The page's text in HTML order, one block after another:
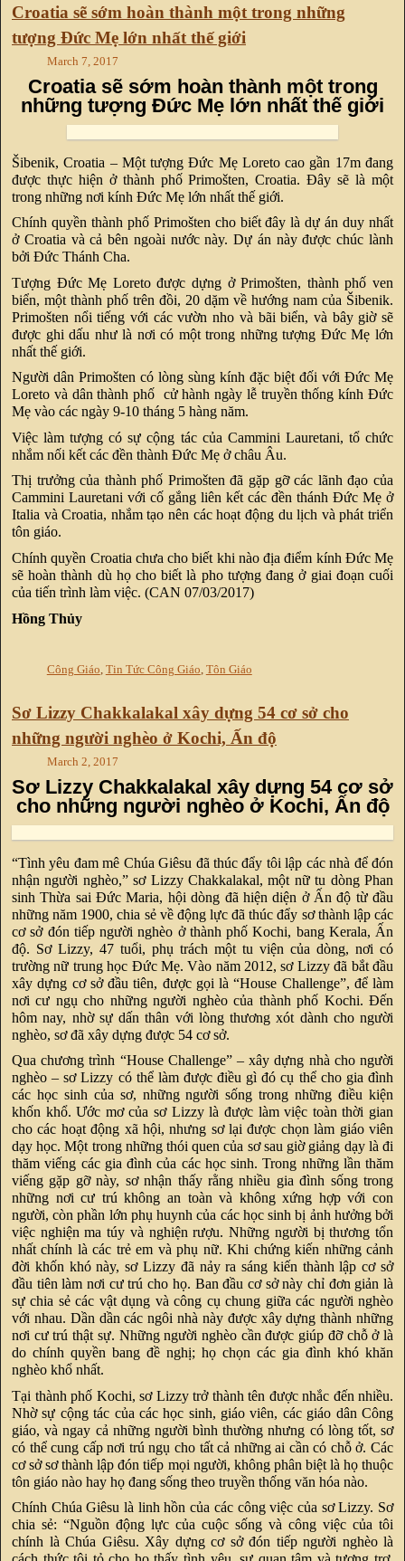
Croatia sẽ sớm hoàn thành một trong những
tượng Đức Mẹ lớn nhất thế giới
March 7, 2017
Croatia sẽ sớm hoàn thành một trong
những tượng Đức Mẹ lớn nhất thế giới
Šibenik, Croatia – Một tượng Đức Mẹ Loreto cao gần 17m đang
được thực hiện ở thành phố Primošten, Croatia. Đây sẽ là một
trong những nơi kính Đức Mẹ lớn nhất thế giới.
Chính quyền thành phố Primošten cho biết đây là dự án duy nhất
ở Croatia và cả bên ngoài nước này. Dự án này được chúc lành
bởi Đức Thánh Cha.
Tượng Đức Mẹ Loreto được dựng ở Primošten, thành phố ven
biển, một thành phố trên đồi, 20 dặm về hướng nam của Šibenik.
Primošten nổi tiếng với các vườn nho và bãi biển, và bây giờ sẽ
được ghi dấu như là nơi có một trong những tượng Đức Mẹ lớn
nhất thế giới.
Người dân Primošten có lòng sùng kính đặc biệt đối với Đức Mẹ
Loreto và dân thành phố cử hành ngày lễ truyền thống kính Đức
Mẹ vào các ngày 9-10 tháng 5 hàng năm.
Việc làm tượng có sự cộng tác của Cammini Lauretani, tổ chức
nhắm nối kết các đền thành Đức Mẹ ở châu Âu.
Thị trưởng của thành phố Primošten đã gặp gỡ các lãnh đạo của
Cammini Lauretani với cố gắng liên kết các đền thánh Đức Mẹ ở
Italia và Croatia, nhắm tạo nên các hoạt động du lịch và phát triển
tôn giáo.
Chính quyền Croatia chưa cho biết khi nào địa điểm kính Đức Mẹ
sẽ hoàn thành dù họ cho biết là pho tượng đang ở giai đoạn cuối
của tiến trình làm việc. (CAN 07/03/2017)
Hồng Thủy
Công Giáo Tin Tức Công Giáo Tôn Giáo
Sơ Lizzy Chakkalakal xây dựng 54 cơ sở cho
những người nghèo ở Kochi, Ấn độ
March 2, 2017
Sơ Lizzy Chakkalakal xây dựng 54 cơ sở
cho những người nghèo ở Kochi, Ấn độ
“Tình yêu đam mê Chúa Giêsu đã thúc đẩy tôi lập các nhà để đón
nhận người nghèo,” sơ Lizzy Chakkalakal, một nữ tu dòng Phan
sinh Thừa sai Đức Maria, hội dòng đã hiện diện ở Ấn độ từ đầu
những năm 1900, chia sẻ về động lực đã thúc đẩy sơ thành lập các
cơ sở đón tiếp người nghèo ở thành phố Kochi, bang Kerala, Ấn
độ. Sơ Lizzy, 47 tuổi, phụ trách một tu viện của dòng, nơi có
trường nữ trung học Đức Mẹ. Vào năm 2012, sơ Lizzy đã bắt đầu
xây dựng cơ sở đầu tiên, được gọi là “House Challenge”, để làm
nơi cư ngụ cho những người nghèo của thành phố Kochi. Đến
hôm nay, nhờ sự dấn thân với lòng thương xót dành cho người
nghèo, sơ đã xây dựng được 54 cơ sở.
Qua chương trình “House Challenge” – xây dựng nhà cho người
nghèo – sơ Lizzy có thể làm được điều gì đó cụ thể cho gia đình
các học sinh của sơ, những người sống trong những điều kiện
khốn khổ. Ước mơ của sơ Lizzy là được làm việc toàn thời gian
cho các hoạt động xã hội, nhưng sơ lại được chọn làm giáo viên
dạy học. Một trong những thói quen của sơ sau giờ giảng dạy là đi
thăm viếng các gia đình của các học sinh. Trong những lần thăm
viếng gặp gỡ này, sơ nhận thấy rằng nhiều gia đình sống trong
những nơi cư trú không an toàn và không xứng hợp với con
người, còn phần lớn phụ huynh của các học sinh bị ảnh hưởng bởi
việc nghiện ma túy và nghiện rượu. Những người bị thương tổn
nhất chính là các trẻ em và phụ nữ. Khi chứng kiến những cảnh
đời khốn khó này, sơ Lizzy đã nảy ra sáng kiến thành lập cơ sở
đầu tiên làm nơi cư trú cho họ. Ban đầu cơ sở này chỉ đơn giản là
sự chia sẻ các vật dụng và công cụ chung giữa các người nghèo
với nhau. Dần dần các ngôi nhà này được xây dựng thành những
nơi cư trú thật sự. Những người nghèo cần được giúp đỡ chỗ ở là
do chính quyền bang đề nghị; họ chọn các gia đình khó khăn
nghèo khổ nhất.
Tại thành phố Kochi, sơ Lizzy trở thành tên được nhắc đến nhiều.
Nhờ sự cộng tác của các học sinh, giáo viên, các giáo dân Công
giáo, và ngay cả những người bình thường nhưng có lòng tốt, sơ
có thể cung cấp nơi trú ngụ cho tất cả những ai cần có chỗ ở. Các
cơ sở sơ thành lập đón tiếp mọi người, không phân biệt là họ thuộc
tôn giáo nào hay họ đang sống theo truyền thống văn hóa nào.
Chính Chúa Giêsu là linh hồn của các công việc của sơ Lizzy. Sơ
chia sẻ: “Nguồn động lực của cuộc sống và công việc của tôi
chính là Chúa Giêsu. Xây dựng cơ sở đón tiếp người nghèo là